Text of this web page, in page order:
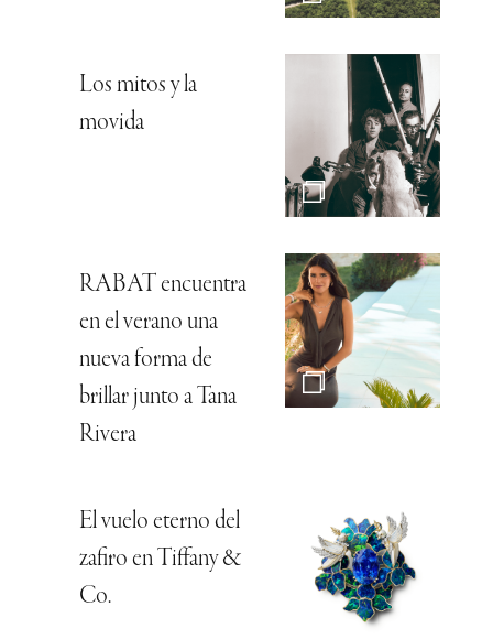
Los mitos y la
movida
RABAT encuentra
en el verano una
nueva forma de
brillar junto a Tana
Rivera
El vuelo eterno del
zafiro en Tiffany &
Co.